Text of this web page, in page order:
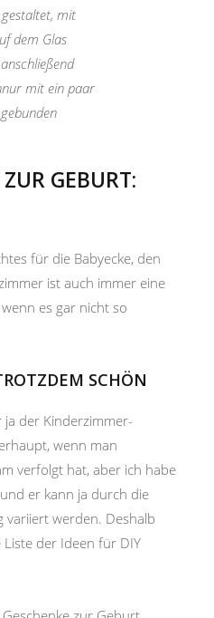
mit
dem Glas
mit ein paar
GEBURT:
für die Babyecke, den
ist auch immer eine
es gar nicht so
SCHÖN
ja der Kinderzimmer-
wenn man
verfolgt hat, aber ich habe
er kann ja durch die
variiert werden. Deshalb
der Ideen für DIY